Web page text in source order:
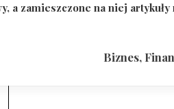
a zamieszczone na niej
Biznes,